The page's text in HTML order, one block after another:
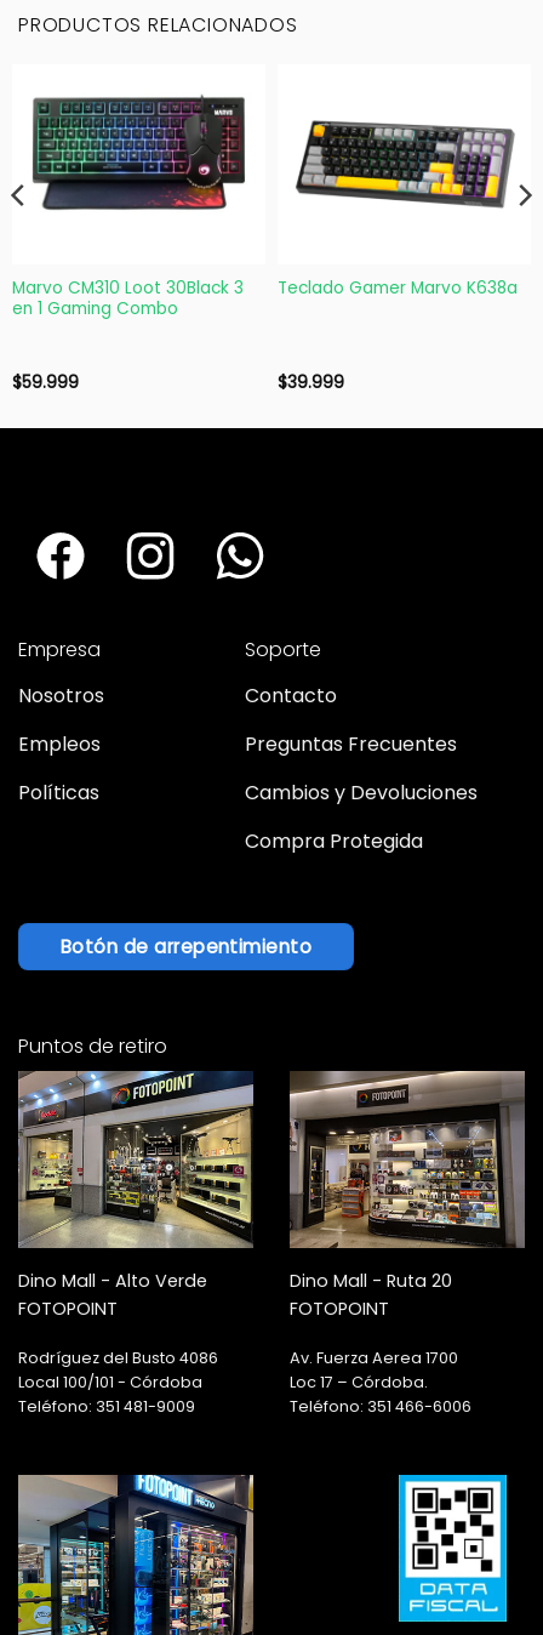
PRODUCTOS RELACIONADOS
Marvo CM310 Loot 30Black 3
en 1 Gaming Combo
$59.999
Teclado Gamer Marvo K638a
$39.999
Empresa
Nosotros
Empleos
Políticas
Soporte
Contacto
Preguntas Frecuentes
Cambios y Devoluciones
Compra Protegida
Botón de arrepentimiento
Puntos de retiro
Dino Mall - Alto Verde
FOTOPOINT
Rodríguez del Busto 4086
Local 100/101 - Córdoba
Teléfono: 351 481-9009
Dino Mall - Ruta 20
FOTOPOINT
Av. Fuerza Aerea 1700
Loc 17 – Córdoba.
Teléfono: 351 466-6006